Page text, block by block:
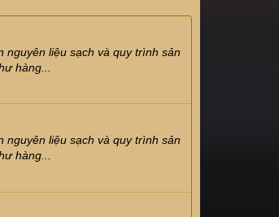
nguyên liệu sạch và quy trình sản
hàng...
nguyên liệu sạch và quy trình sản
hàng...